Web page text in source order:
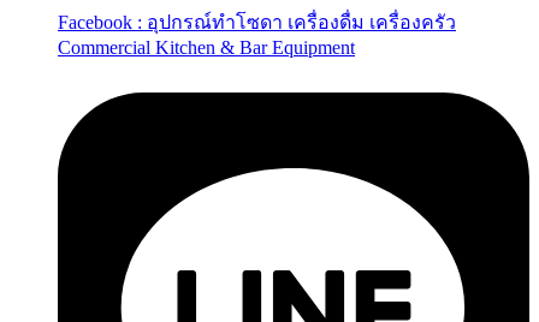
Facebook : อุปกรณ์ทำโซดา เครื่องดื่ม เครื่องครัว
Commercial Kitchen & Bar Equipment